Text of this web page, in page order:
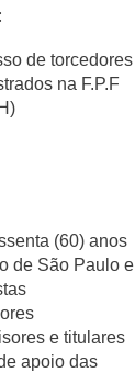
de torcedores
na F.P.F
(60) anos
de São Paulo e
e titulares
apoio das